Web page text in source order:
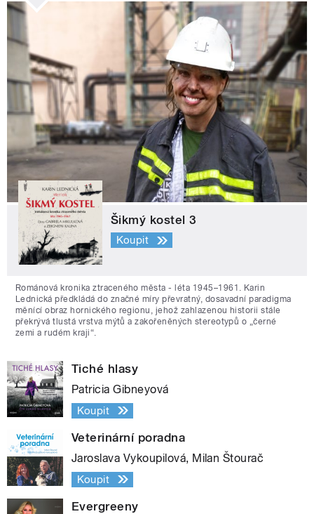
Šikmý kostel 3
Koupit
Románová kronika ztraceného města - léta 1945–1961. Karin
Lednická předkládá do značné míry převratný, dosavadní paradigma
měnící obraz hornického regionu, jehož zahlazenou historii stále
překrývá tlustá vrstva mýtů a zakořeněných stereotypů o „černé
zemi a rudém kraji“.
Tiché hlasy
Patricia Gibneyová
Koupit
Veterinární poradna
Jaroslava Vykoupilová, Milan Štourač
Koupit
Evergreeny